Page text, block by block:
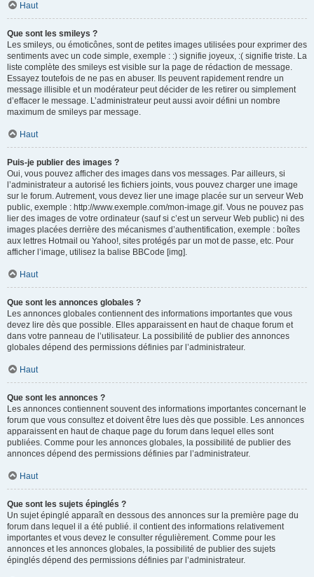
Haut
Que sont les smileys ?
Les smileys, ou émoticônes, sont de petites images utilisées pour exprimer des
sentiments avec un code simple, exemple : :) signifie joyeux, :( signifie triste. La
liste complète des smileys est visible sur la page de rédaction de message.
Essayez toutefois de ne pas en abuser. Ils peuvent rapidement rendre un
message illisible et un modérateur peut décider de les retirer ou simplement
d’effacer le message. L’administrateur peut aussi avoir défini un nombre
maximum de smileys par message.
Haut
Puis-je publier des images ?
Oui, vous pouvez afficher des images dans vos messages. Par ailleurs, si
l’administrateur a autorisé les fichiers joints, vous pouvez charger une image
sur le forum. Autrement, vous devez lier une image placée sur un serveur Web
public, exemple : http://www.exemple.com/mon-image.gif. Vous ne pouvez pas
lier des images de votre ordinateur (sauf si c’est un serveur Web public) ni des
images placées derrière des mécanismes d’authentification, exemple : boîtes
aux lettres Hotmail ou Yahoo!, sites protégés par un mot de passe, etc. Pour
afficher l’image, utilisez la balise BBCode [img].
Haut
Que sont les annonces globales ?
Les annonces globales contiennent des informations importantes que vous
devez lire dès que possible. Elles apparaissent en haut de chaque forum et
dans votre panneau de l’utilisateur. La possibilité de publier des annonces
globales dépend des permissions définies par l’administrateur.
Haut
Que sont les annonces ?
Les annonces contiennent souvent des informations importantes concernant le
forum que vous consultez et doivent être lues dès que possible. Les annonces
apparaissent en haut de chaque page du forum dans lequel elles sont
publiées. Comme pour les annonces globales, la possibilité de publier des
annonces dépend des permissions définies par l’administrateur.
Haut
Que sont les sujets épinglés ?
Un sujet épinglé apparaît en dessous des annonces sur la première page du
forum dans lequel il a été publié. il contient des informations relativement
importantes et vous devez le consulter régulièrement. Comme pour les
annonces et les annonces globales, la possibilité de publier des sujets
épinglés dépend des permissions définies par l’administrateur.